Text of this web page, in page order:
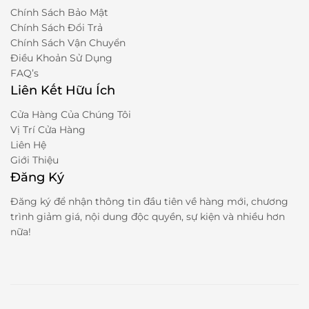
Chính Sách Bảo Mật
Chính Sách Đổi Trả
Chính Sách Vận Chuyển
Điều Khoản Sử Dụng
FAQ’s
Liên Kết Hữu Ích
Cửa Hàng Của Chúng Tôi
Vị Trí Cửa Hàng
Liên Hệ
Giới Thiệu
Đăng Ký
Đăng ký để nhận thông tin đầu tiên về hàng mới, chương
trình giảm giá, nội dung độc quyền, sự kiện và nhiều hơn
nữa!